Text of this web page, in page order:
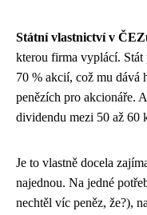
Státní vlastnictví v
kterou firma vyplácí.
70 % akcií, což mu dává
penězích pro akcionáře.
dividendu mezi 50 až 60
Je to vlastně docela
najednou. Na jedné
nechtěl víc peněz, že?),